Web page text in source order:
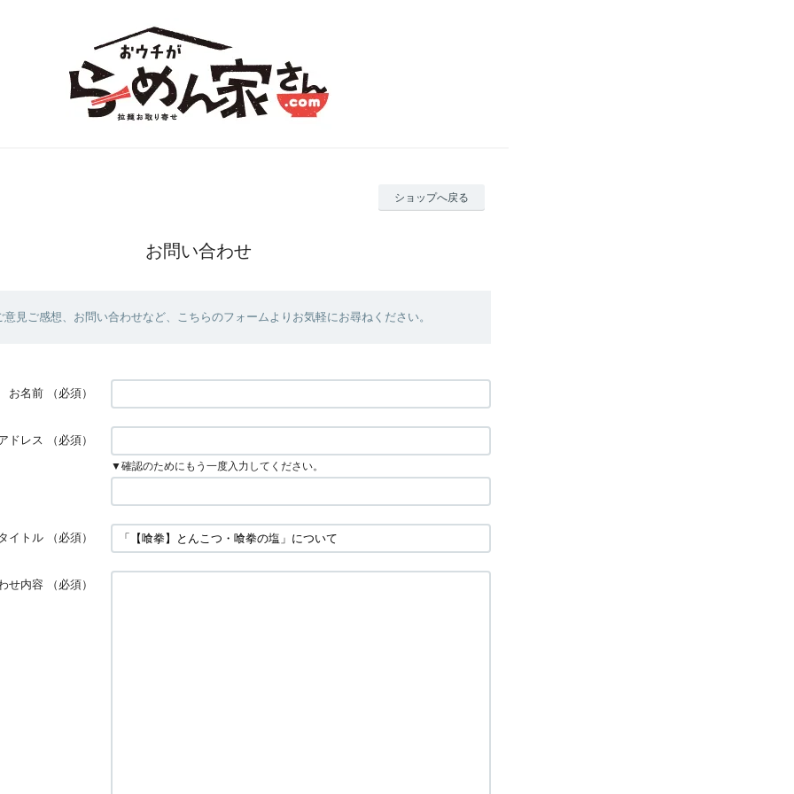
ショップへ戻る
お問い合わせ
見ご感想、お問い合わせなど、こちらのフォームよりお気軽にお尋ねください。
お名前 （必須）
ドレス （必須）
▼確認のためにもう一度入力してください。
イトル （必須）
せ内容 （必須）